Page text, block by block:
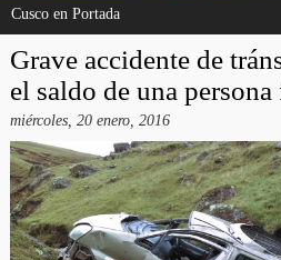
Cusco en Portada
Grave accidente de
el saldo de una
miércoles, 20 enero, 2016